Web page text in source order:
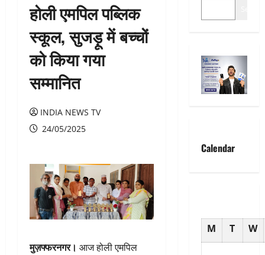
होली एमपिल पब्लिक
स्कूल, सुजड़ू में बच्चों
को किया गया
सम्मानित
INDIA NEWS TV
24/05/2025
मुज़फ्फरनगर। आज होली एमपिल
Calendar
M T W